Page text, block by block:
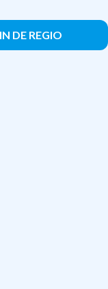
DE REGIO